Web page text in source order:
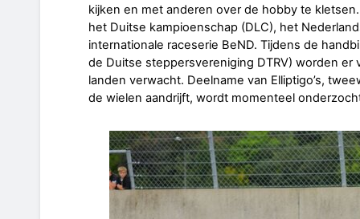
kijken en met anderen over de hobby te
het Duitse kampioenschap (DLC), het
internationale raceserie BeND. Tijdens de
de Duitse steppersvereniging DTRV) worden er
landen verwacht. Deelname van Elliptigo’s,
de wielen aandrijft, wordt momenteel